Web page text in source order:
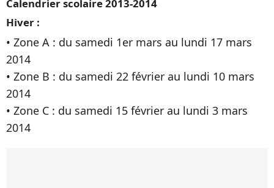
Calendrier scolaire 2013-2014
Hiver :
• Zone A : du samedi 1er mars au lundi 17 mars
2014
• Zone B : du samedi 22 février au lundi 10 mars
2014
• Zone C : du samedi 15 février au lundi 3 mars
2014